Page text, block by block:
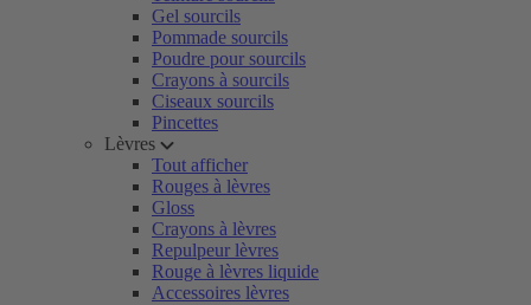
Gel sourcils
Pommade sourcils
Poudre pour sourcils
Crayons à sourcils
Ciseaux sourcils
Pincettes
Lèvres
Tout afficher
Rouges à lèvres
Gloss
Crayons à lèvres
Repulpeur lèvres
Rouge à lèvres liquide
Accessoires lèvres